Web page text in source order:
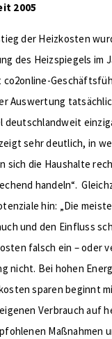
2005
der Heizkosten
des Heizspiegels im
Auswertung
deutschlandweit
sehr deutlich, in
sich die Haushalte
handeln“.
hin: „Die
und den Einfluss
falsch ein – oder
nicht. Bei hohen
sparen beginnt
Verbrauch auf
Maßnahmen